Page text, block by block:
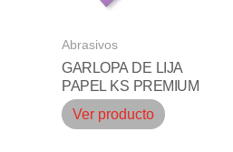
Abrasivos
GARLOPA DE LIJA
PAPEL KS PREMIUM
Ver producto